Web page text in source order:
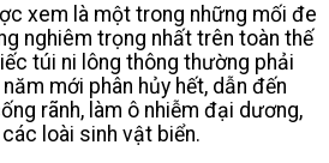
xem là một trong những mối đe
nghiêm trọng nhất trên toàn thế
túi ni lông thông thường phải
mới phân hủy hết, dẫn đến
rãnh, làm ô nhiễm đại dương,
loài sinh vật biển.